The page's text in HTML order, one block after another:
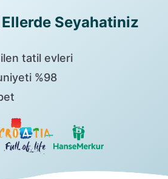
Seyahatiniz
tatil evleri
%98